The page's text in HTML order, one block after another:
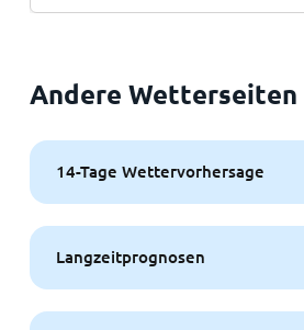
Andere Wetterseiten
14-Tage Wettervorhersage
Langzeitprognosen